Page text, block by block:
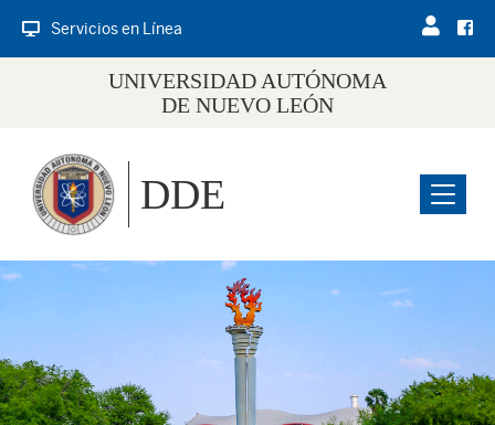
Servicios en Línea
UNIVERSIDAD AUTÓNOMA
DE NUEVO LEÓN
Menu
DDE